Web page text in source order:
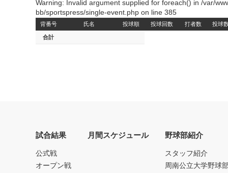
Warning: Invalid argument supplied for foreach() in /var/
bb/sportspress/single-event.php on line 385
背番号 氏名 投球順 投球回数 打者数 投球
合計
試合結果
公式戦
オープン戦
月間スケジュール 野球部紹介
スタッフ紹介
周南公立大学野球